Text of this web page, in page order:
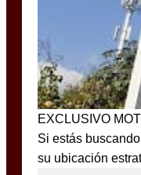
EXCLUSIVO
Si estás
su ubicación